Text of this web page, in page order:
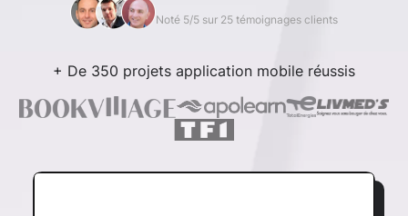
Noté 5/5 sur 25 témoignages clients
+ De 350 projets application mobile réussis